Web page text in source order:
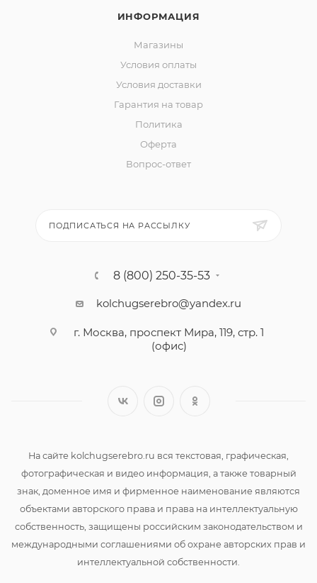
ИНФОРМАЦИЯ
Магазины
Условия оплаты
Условия доставки
Гарантия на товар
Политика
Оферта
Вопрос-ответ
ПОДПИСАТЬСЯ НА РАССЫЛКУ
8 (800) 250-35-53
kolchugserebro@yandex.ru
г. Москва, проспект Мира, 119, стр. 1
(офис)
На сайте kolchugserebro.ru вся текстовая, графическая,
фотографическая и видео информация, а также товарный
знак, доменное имя и фирменное наименование являются
объектами авторского права и права на интеллектуальную
собственность, защищены российским законодательством и
международными соглашениями об охране авторских прав и
интеллектуальной собственности.